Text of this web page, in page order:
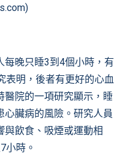
每晚只睡3到4個小時，有
表明，後者有更好的心血
醫院的一項研究顯示，睡
心臟病的風險。研究人員
與飲食、吸煙或運動相
小時。